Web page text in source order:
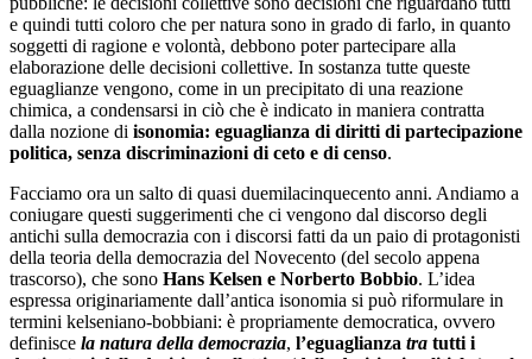
e quindi tutti coloro che per natura sono in grado di farlo, in quanto
soggetti di ragione e volontà, debbono poter partecipare alla
elaborazione delle decisioni collettive. In sostanza tutte queste
eguaglianze vengono, come in un precipitato di una reazione
chimica, a condensarsi in ciò che è indicato in maniera contratta
dalla nozione di isonomia: eguaglianza di diritti di partecipazione
politica, senza discriminazioni di ceto e di censo.
Facciamo ora un salto di quasi duemilacinquecento anni. Andiamo a
coniugare questi suggerimenti che ci vengono dal discorso degli
antichi sulla democrazia con i discorsi fatti da un paio di protagonisti
della teoria della democrazia del Novecento (del secolo appena
trascorso), che sono Hans Kelsen e Norberto Bobbio. L’idea
espressa originariamente dall’antica isonomia si può riformulare in
termini kelseniano-bobbiani: è propriamente democratica, ovvero
definisce la natura della democrazia, l’eguaglianza tra tutti i